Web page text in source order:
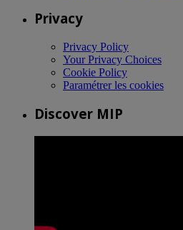
Privacy
Privacy Policy
Your Privacy Choices
Cookie Policy
Paramétrer les cookies
Discover MIP